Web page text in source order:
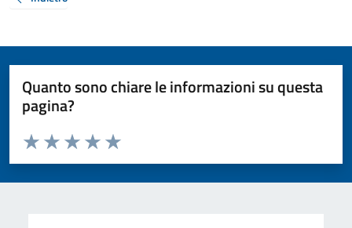
Quanto sono chiare le informazioni su questa
pagina?
Valuta da 1 a 5 stelle la pagina
Valuta 5 stelle su 5
Valuta 4 stelle su 5
Valuta 3 stelle su 5
Valuta 2 stelle su 5
Valuta 1 stelle su 5